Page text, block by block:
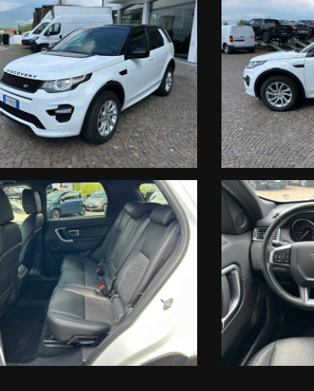
Milano LeccouscitaCosta Masnaga est fronte statale).
su appuntamento